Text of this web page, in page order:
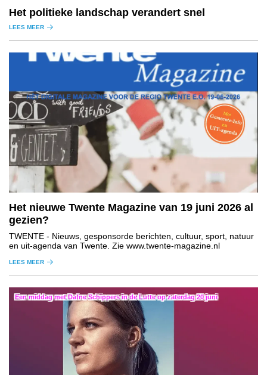
Het politieke landschap verandert snel
LEES MEER
Het nieuwe Twente Magazine van 19 juni 2026 al
gezien?
TWENTE - Nieuws, gesponsorde berichten, cultuur, sport, natuur
en uit-agenda van Twente. Zie www.twente-magazine.nl
LEES MEER
Een middag met Dafne Schippers in de Lutte op zaterdag 20 juni